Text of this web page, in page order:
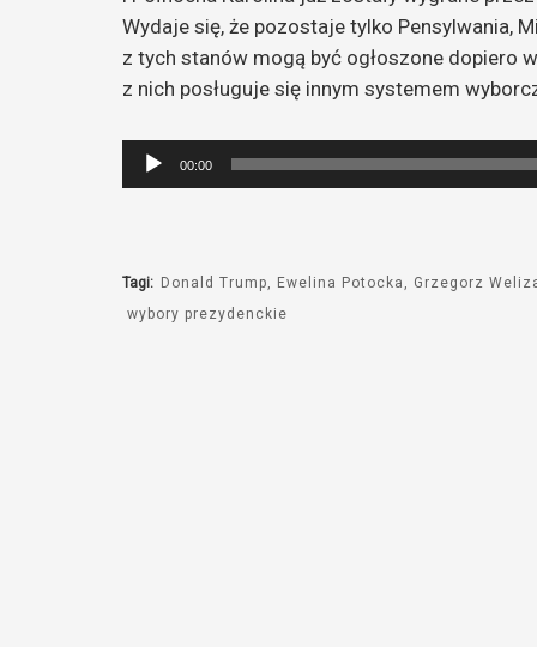
Wydaje się, że pozostaje tylko Pensylwania,
z tych stanów mogą być ogłoszone dopiero
z nich posługuje się innym systemem
Odtwarzacz
plików
00:00
Tagi: Donald Trump Ewelina Potocka Grzegorz
wybory prezydenckie